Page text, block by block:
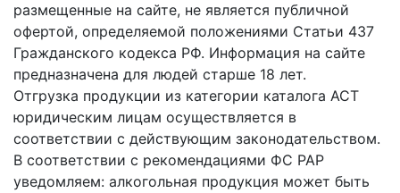
размещенные на сайте, не является публичной
офертой, определяемой положениями Статьи 437
Гражданского кодекса РФ. Информация на сайте
предназначена для людей старше 18 лет.
Отгрузка продукции из категории каталога АСТ
юридическим лицам осуществляется в
соответствии с действующим законодательством.
В соответствии с рекомендациями ФС РАР
уведомляем: алкогольная продукция может быть